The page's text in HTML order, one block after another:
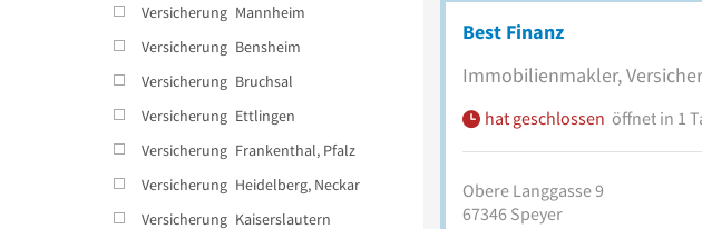
Versicherung Mannheim
Versicherung Bensheim
Versicherung Bruchsal
Versicherung Ettlingen
Versicherung Frankenthal, Pfalz
Versicherung Heidelberg, Neckar
Versicherung Kaiserslautern
Best Finanz
Immobilienmakler,
hat geschlossen öffnet in 1
Obere Langgasse 9
67346 Speyer